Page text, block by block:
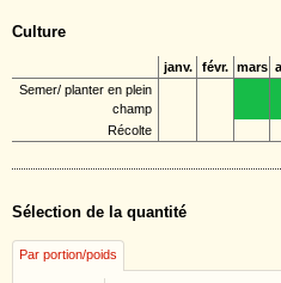
Culture
janv. févr. mars
Semer/ planter en plein
champ
Récolte
Sélection de la quantité
Par portion/poids